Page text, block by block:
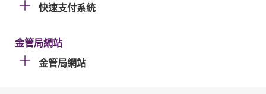
快速支付系統
金管局網站
金管局網站